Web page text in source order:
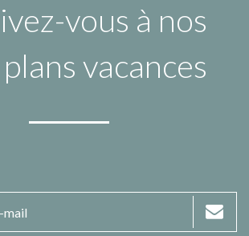
vous à nos
vacances